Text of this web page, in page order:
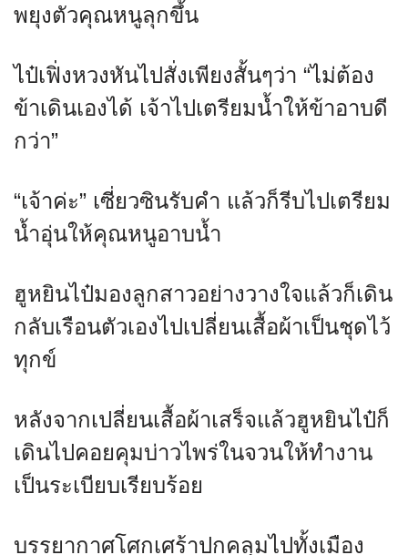
พยุงตัวคุณหนูลุกขึ้น
ไป๋เฟิ่งหวงหันไปสั่งเพียงสั้นๆว่า “ไม่ต้อง
ข้าเดินเองได้ เจ้าไปเตรียมน้ำให้ข้าอาบดี
กว่า”
“เจ้าค่ะ” เซี่ยวซินรับคำ แล้วก็รีบไปเตรียม
น้ำอุ่นให้คุณหนูอาบน้ำ
ฮูหยินไป๋มองลูกสาวอย่างวางใจแล้วก็เดิน
กลับเรือนตัวเองไปเปลี่ยนเสื้อผ้าเป็นชุดไว้
ทุกข์
หลังจากเปลี่ยนเสื้อผ้าเสร็จแล้วฮูหยินไป๋ก็
เดินไปคอยคุมบ่าวไพร่ในจวนให้ทำงาน
เป็นระเบียบเรียบร้อย
บรรยากาศโศกเศร้าปกคลุมไปทั้งเมือง